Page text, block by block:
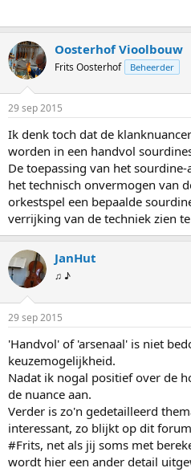
Oosterhof Vioolbouw
Frits Oosterhof Beheerder
29 sep 2015
Ik denk toch dat de
worden in een handvol
De toepassing van het
het technisch onvermogen van
orkestspel een bepaalde
verrijking van de techniek zien
JanHut
♫ ♪
29 sep 2015
'Handvol' of 'arsenaal' is niet
keuzemogelijkheid.
Nadat ik nogal positief over de
de nuance aan.
Verder is zo'n gedetailleerd
interessant, zo blijkt op dit
#Frits, net als jij soms met
wordt hier een ander detail